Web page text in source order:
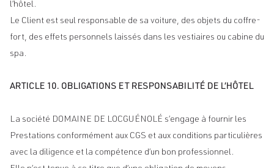
l’hôtel.
Le Client est seul responsable de sa voiture, des objets du coffre-
fort, des effets personnels laissés dans les vestiaires ou cabine du
spa.
ARTICLE 10. OBLIGATIONS ET RESPONSABILITÉ DE L’HÔTEL
La société DOMAINE DE LOCGUÉNOLÉ s’engage à fournir les
Prestations conformément aux CGS et aux conditions particulières
avec la diligence et la compétence d’un bon professionnel.